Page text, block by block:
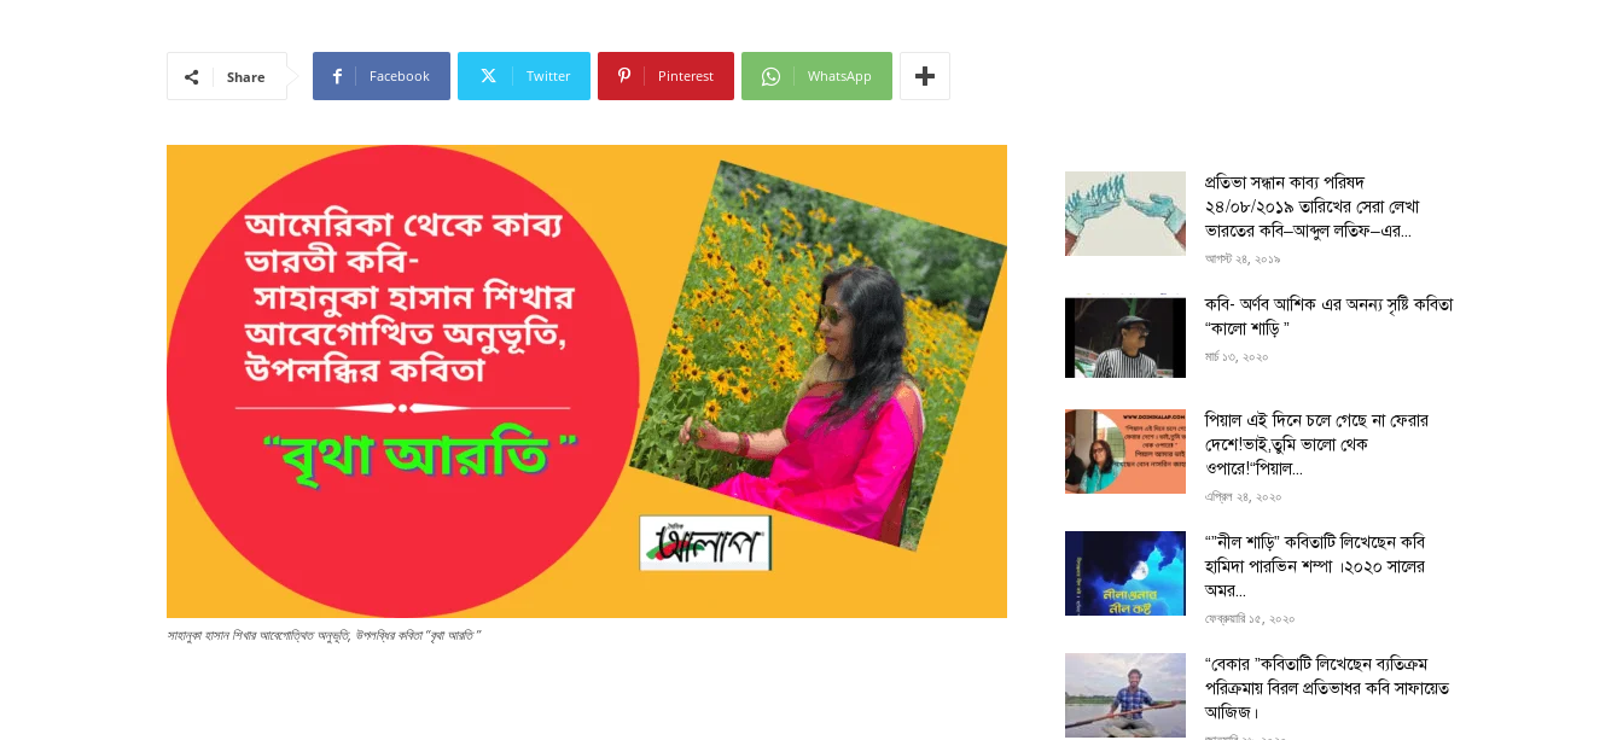
Share Facebook Twitter Pinterest WhatsApp
সাহানুকা হাসান শিখার আবেগোত্থিত অনুভূতি, উপলব্ধির কবিতা “বৃথা আরতি ”
প্রতিভা সন্ধান কাব্য পরিষদ
২৪/০৮/২০১৯ তারিখের সেরা লেখা
ভারতের কবি–আব্দুল লতিফ–এর...
আগস্ট ২৪, ২০১৯
কবি- অর্ণব আশিক এর অনন্য সৃষ্টি কবিতা
“কালো শাড়ি ”
মার্চ ১৩, ২০২০
পিয়াল এই দিনে চলে গেছে না ফেরার
দেশে!ভাই,তুমি ভালো থেক
ওপারে!“পিয়াল...
এপ্রিল ২৪, ২০২০
“”নীল শাড়ি” কবিতাটি লিখেছেন কবি
হামিদা পারভিন শম্পা ।২০২০ সালের
অমর...
ফেব্রুয়ারি ১৫, ২০২০
“বেকার ”কবিতাটি লিখেছেন ব্যতিক্রম
পরিক্রমায় বিরল প্রতিভাধর কবি সাফায়েত
আজিজ।